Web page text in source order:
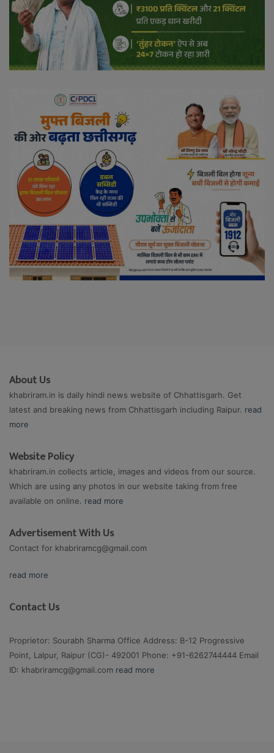
About Us
khabriram.in is daily hindi news website of Chhattisgarh. Get
latest and breaking news from Chhattisgarh including Raipur. read
more
Website Policy
khabriram.in collects article, images and videos from our source.
Which are using any photos in our website taking from free
available on online. read more
Advertisement With Us
Contact for khabriramcg@gmail.com
read more
Contact Us
Proprietor: Sourabh Sharma Office Address: B-12 Progressive
Point, Lalpur, Raipur (CG)- 492001 Phone: +91-6262744444 Email
ID: khabriramcg@gmail.com read more